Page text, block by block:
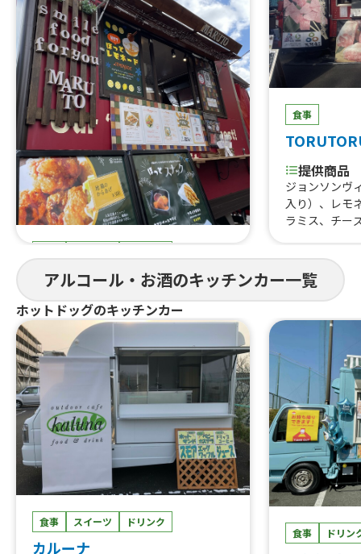
まると
提供商品
ぐるぐるウインナー、QQボール、生ビ
ール、ゆめかわひんやりスイーツ、豚
角煮丼、かき氷、ほっとスナック、か
す大根、ホットレモネード、唐揚げ、le
monade、つくねフリット、つくねカ
レー、つくねライス
食事
提供商品
ジョンソンヴ
入り）、レモ
ラミス、チー
すじ煮込み、
重、はらみ
牛タン串、
にわ黒牛ステ
巻きおにぎり
熟成ハラミ
焼肉丼、大阪
美人カステ
0個、チュロ
ーク焼きそば
ェ、焼き鳥、
しパイン、な
ば、フランク
タン重、唐揚
こ焼き
アルコール・お酒のキッチンカー一覧
ホットドッグのキッチンカー
食事 スイーツ ドリンク
カルーナ
食事 ドリン